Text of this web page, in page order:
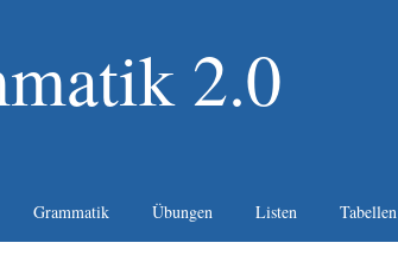
2.0
Grammatik Übungen Listen Tabellen